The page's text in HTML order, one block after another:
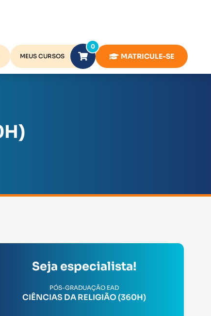
MEUS CURSOS
0
MATRICULE-SE
Seja especialista!
PÓS-GRADUAÇÃO EAD
CIÊNCIAS DA RELIGIÃO (360H)